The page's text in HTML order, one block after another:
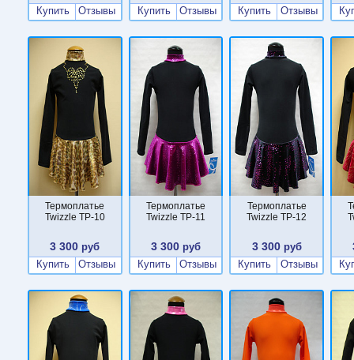
Купить
Отзывы
Купить
Отзывы
Купить
Отзывы
Термоплатье
Twizzle TP-10
3 300 руб
Купить
Отзывы
Термоплатье
Twizzle TP-11
3 300 руб
Купить
Отзывы
Термоплатье
Twizzle TP-12
3 300руб
Купить
Отзывы